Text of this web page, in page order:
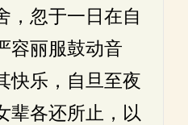
，忽于一日在自
容丽服鼓动音
快乐，自旦至夜
辈各还所止，以